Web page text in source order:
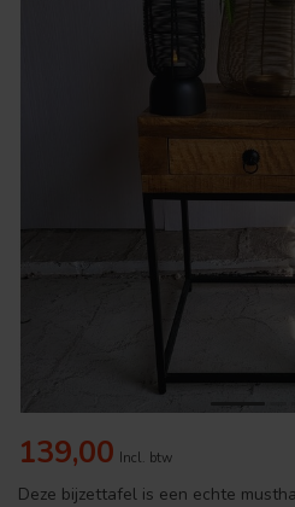
139,00 Incl. btw
Deze bijzettafel is een echte